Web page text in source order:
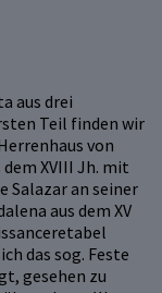
aus drei
Teil finden wir
von
XVIII Jh. mit
Salazar an seiner
aus dem XV
das sog. Feste
gesehen zu